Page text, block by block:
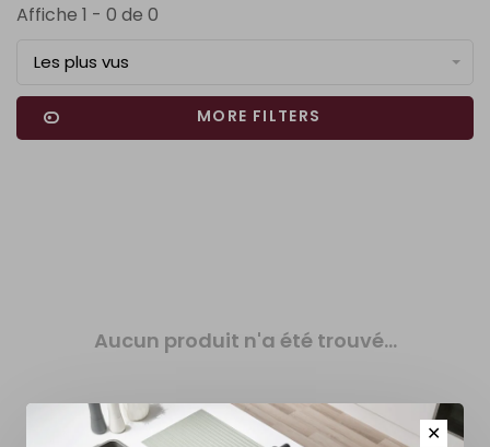
Affiche 1 - 0 de 0
Les plus vus
MORE FILTERS
Aucun produit n'a été trouvé...
✕